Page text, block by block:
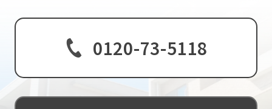
物件情報
実績
お客様の声
お知らせ
不動産に関するご相談やご質問など、どんなことでも
ぜひお聞かせください。0120-73-5118